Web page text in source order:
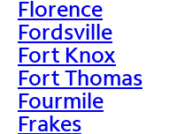
Florence
Fordsville
Fort Knox
Fort Thomas
Fourmile
Frakes